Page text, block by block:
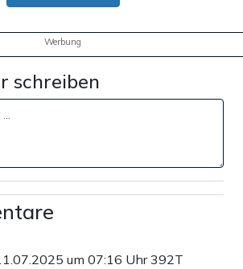
Werbung
schreiben
um 07:16 Uhr392T